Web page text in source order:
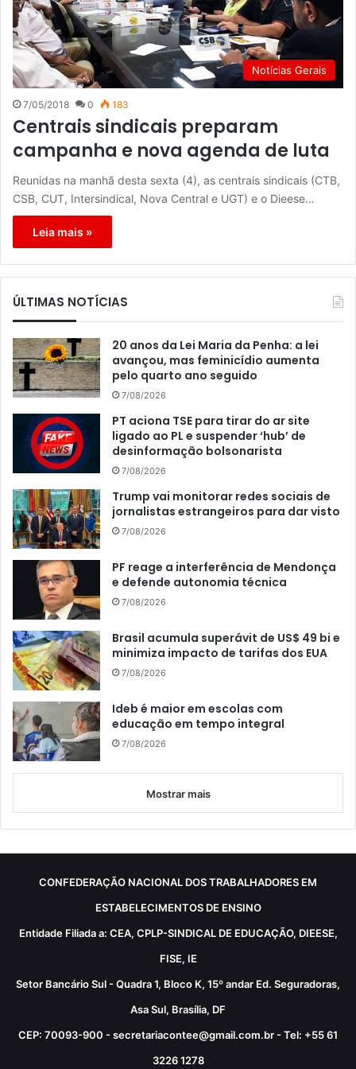
Notícias Gerais
7/05/2018 0 183
Centrais sindicais preparam
campanha e nova agenda de luta
Reunidas na manhã desta sexta (4), as centrais sindicais (CTB,
CSB, CUT, Intersindical, Nova Central e UGT) e o Dieese…
Leia mais »
ÚLTIMAS NOTÍCIAS
20 anos da Lei Maria da Penha: a lei
avançou, mas feminicídio aumenta
pelo quarto ano seguido
7/08/2026
PT aciona TSE para tirar do ar site
ligado ao PL e suspender ‘hub’ de
desinformação bolsonarista
7/08/2026
Trump vai monitorar redes sociais de
jornalistas estrangeiros para dar visto
7/08/2026
PF reage a interferência de Mendonça
e defende autonomia técnica
7/08/2026
Brasil acumula superávit de US$ 49 bi e
minimiza impacto de tarifas dos EUA
7/08/2026
Ideb é maior em escolas com
educação em tempo integral
7/08/2026
Mostrar mais
CONFEDERAÇÃO NACIONAL DOS TRABALHADORES EM
ESTABELECIMENTOS DE ENSINO
Entidade Filiada a: CEA, CPLP-SINDICAL DE EDUCAÇÃO, DIEESE,
FISE, IE
Setor Bancário Sul - Quadra 1, Bloco K, 15º andar Ed. Seguradoras,
Asa Sul, Brasília, DF
CEP: 70093-900 - secretariacontee@gmail.com.br - Tel: +55 61
3226 1278